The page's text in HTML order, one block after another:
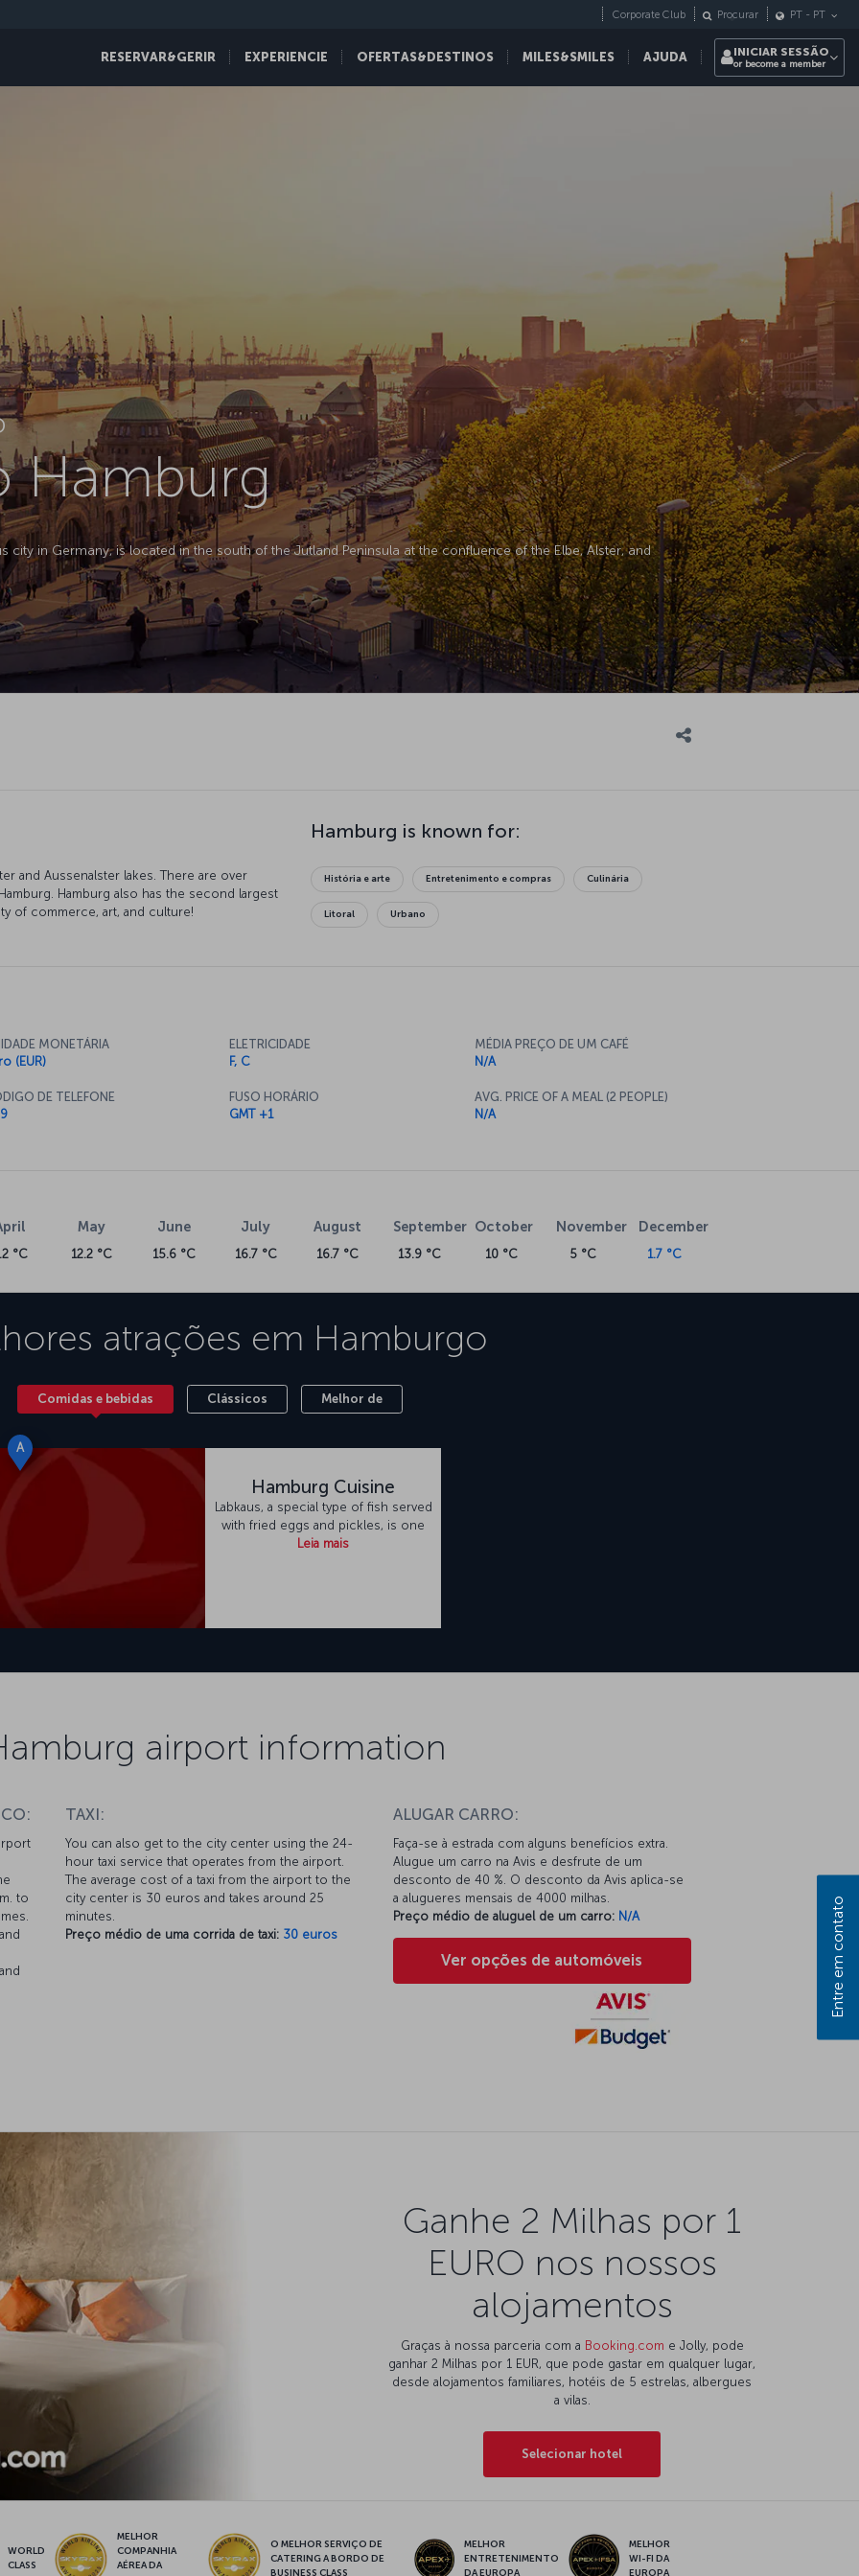
RESERVAR&GERIR EXPERIENCIE OFERTAS&DESTINOS MILES&SMILES AJUDA
Corporate Club Procurar PT - PT
INICIAR SESSÃO
or become a member
Hamburg
city in Germany, is located in the south of the Jutland Peninsula at the confluence of the Elbe, Alster, and
and Aussenalster lakes. There are over
Hamburg also has the second largest
of commerce, art, and culture!
Hamburg is known for:
História e arte Entretenimento e compras Culinária
Litoral Urbano
MONETÁRIA
(EUR)
DE TELEFONE
ELETRICIDADE
F, C
FUSO HORÁRIO
GMT +1
MÉDIA PREÇO DE UM CAFÉ
N/A
AVG. PRICE OF A MEAL (2 PEOPLE)
N/A
°C
May
12.2 °C
June
15.6 °C
July
16.7 °C
August
16.7 °C
September
13.9 °C
October
10 °C
November
5 °C
December
1.7 °C
atrações em Hamburgo
Comidas e bebidas Clássicos Melhor de
A
Hamburg Cuisine
Labkaus, a special type of fish served
with fried eggs and pickles, is one
Leia mais
airport information
to
TAXI:
You can also get to the city center using the 24-
hour taxi service that operates from the airport.
The average cost of a taxi from the airport to the
city center is 30 euros and takes around 25
minutes.
Preço médio de uma corrida de taxi: 30 euros
ALUGAR CARRO:
Faça-se à estrada com alguns benefícios extra.
Alugue um carro na Avis e desfrute de um
desconto de 40 %. O desconto da Avis aplica-se
a alugueres mensais de 4000 milhas.
Preço médio de aluguel de um carro: N/A
Ver opções de automóveis
Ganhe 2 Milhas por 1
EURO nos nossos
alojamentos
Graças à nossa parceria com a Booking.com e Jolly, pode
ganhar 2 Milhas por 1 EUR, que pode gastar em qualquer lugar,
desde alojamentos familiares, hotéis de 5 estrelas, albergues
a vilas.
Selecionar hotel
WORLD
CLASS
MELHOR
COMPANHIA
AÉREA DA
O MELHOR SERVIÇO DE
CATERING A BORDO DE
BUSINESS CLASS
MELHOR
ENTRETENIMENTO
DA EUROPA
MELHOR
WI-FI DA
EUROPA
Entre em contato